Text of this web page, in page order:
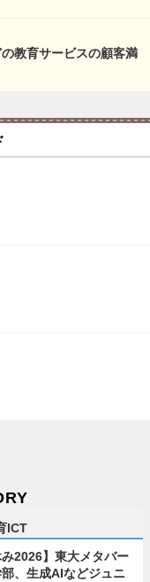
教育サービスの顧客満
ICT
み2026】東大メタバー
部、生成AIなどジュニ